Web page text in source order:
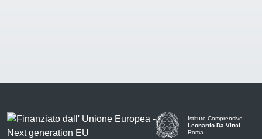
Istituto Comprensivo
Leonardo Da Vinci
Roma